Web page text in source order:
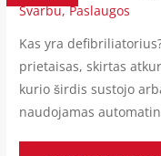
Svarbu,Paslaugos
Kas yra
prietaisas, skirtas
kurio širdis sustojo
naudojamas